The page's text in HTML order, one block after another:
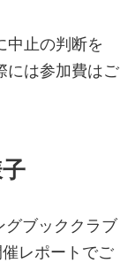
中止の判断を
には参加費はご
グブッククラブ
レポートでご